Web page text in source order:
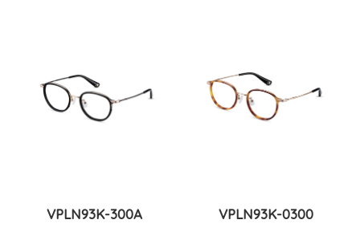
VPLN93K-300A
VPLN93K-0300